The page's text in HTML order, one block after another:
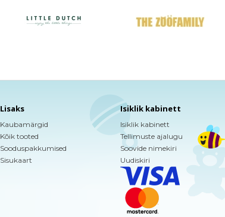
Lisaks
Kaubamärgid
Kõik tooted
Sooduspakkumised
Sisukaart
Isiklik kabinett
Isiklik kabinett
Tellimuste ajalugu
Soovide nimekiri
Uudiskiri